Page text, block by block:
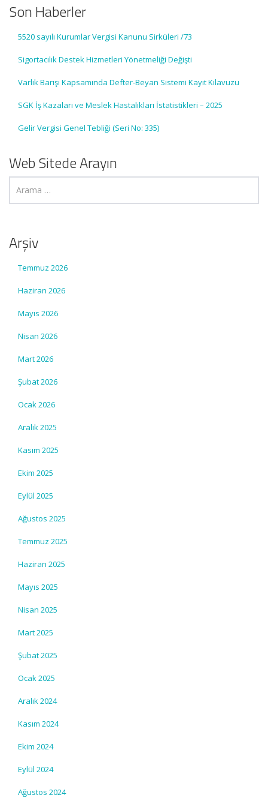
Son Haberler
5520 sayılı Kurumlar Vergisi Kanunu Sirküleri /73
Sigortacılık Destek Hizmetleri Yönetmeliği Değişti
Varlık Barışı Kapsamında Defter-Beyan Sistemi Kayıt Kılavuzu
SGK İş Kazaları ve Meslek Hastalıkları İstatistikleri – 2025
Gelir Vergisi Genel Tebliği (Seri No: 335)
Web Sitede Arayın
Arşiv
Temmuz 2026
Haziran 2026
Mayıs 2026
Nisan 2026
Mart 2026
Şubat 2026
Ocak 2026
Aralık 2025
Kasım 2025
Ekim 2025
Eylül 2025
Ağustos 2025
Temmuz 2025
Haziran 2025
Mayıs 2025
Nisan 2025
Mart 2025
Şubat 2025
Ocak 2025
Aralık 2024
Kasım 2024
Ekim 2024
Eylül 2024
Ağustos 2024